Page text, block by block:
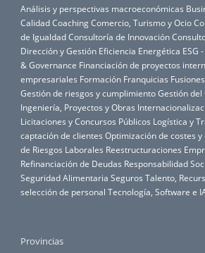
Análisis y perspectivas macroeconómicas
CalidadCoachingComercio, Turismo y Ocio
de IgualdadConsultoría de Innovación
Dirección y Gestión Eficiencia Energética ESG
& Governance Financiación de proyectos
empresariales Formación Franquicias
Gestión de riesgos y cumplimientoGestión del
Ingeniería, Proyectos y Obras
Licitaciones y Concursos Públicos Logística y
captación de clientes Optimización de costes y
de Riesgos Laborales Reestructuraciones
Refinanciación de Deudas Responsabilidad
Seguridad Alimentaria Seguros Talento,
selección de personal Tecnología, Software e
Provincias